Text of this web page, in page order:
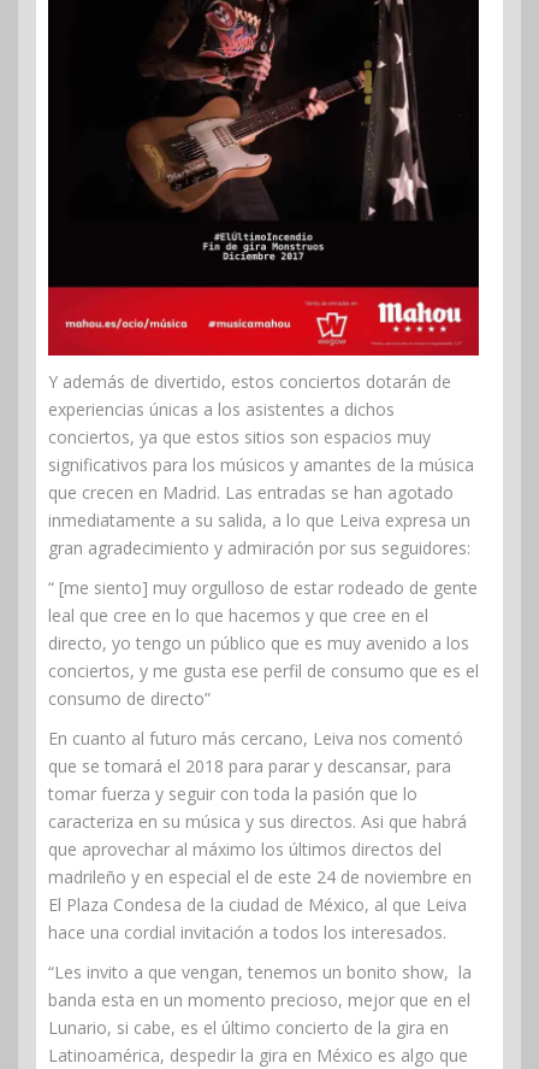
Y además de divertido, estos conciertos dotarán de
experiencias únicas a los asistentes a dichos
conciertos, ya que estos sitios son espacios muy
significativos para los músicos y amantes de la música
que crecen en Madrid. Las entradas se han agotado
inmediatamente a su salida, a lo que Leiva expresa un
gran agradecimiento y admiración por sus seguidores:
“ [me siento] muy orgulloso de estar rodeado de gente
leal que cree en lo que hacemos y que cree en el
directo, yo tengo un público que es muy avenido a los
conciertos, y me gusta ese perfil de consumo que es el
consumo de directo”
En cuanto al futuro más cercano, Leiva nos comentó
que se tomará el 2018 para parar y descansar, para
tomar fuerza y seguir con toda la pasión que lo
caracteriza en su música y sus directos. Asi que habrá
que aprovechar al máximo los últimos directos del
madrileño y en especial el de este 24 de noviembre en
El Plaza Condesa de la ciudad de México, al que Leiva
hace una cordial invitación a todos los interesados.
“Les invito a que vengan, tenemos un bonito show, la
banda esta en un momento precioso, mejor que en el
Lunario, si cabe, es el último concierto de la gira en
Latinoamérica, despedir la gira en México es algo que